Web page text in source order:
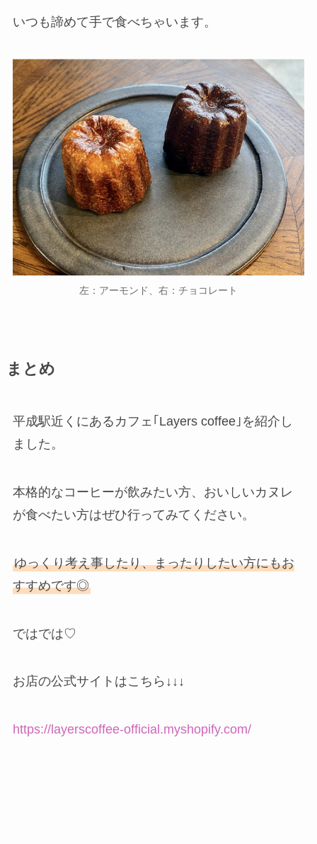
いつも諦めて手で食べちゃいます。
左：アーモンド、右：チョコレート
まとめ
平成駅近くにあるカフェ｢Layers coffee｣を紹介し
ました。
本格的なコーヒーが飲みたい方、おいしいカヌレ
が食べたい方はぜひ行ってみてください。
ゆっくり考え事したり、まったりしたい方にもお
すすめです◎
ではでは♡
お店の公式サイトはこちら↓↓↓
https://layerscoffee-official.myshopify.com/